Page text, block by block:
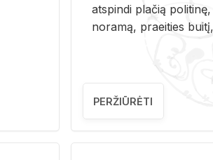
at­spin­di pla­čią
no­ra­mą, pra­ei­ties
PERŽIŪRĖTI